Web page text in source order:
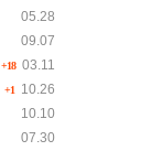
05.28
09.07
+18 03.11
+1 10.26
10.10
07.30